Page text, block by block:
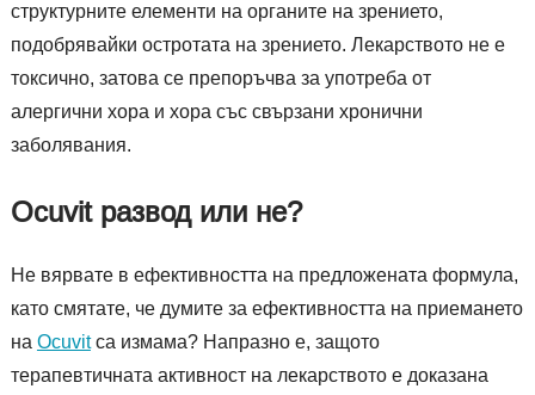
структурните елементи на органите на зрението,
подобрявайки остротата на зрението. Лекарството не е
токсично, затова се препоръчва за употреба от
алергични хора и хора със свързани хронични
заболявания.
Ocuvit развод или не?
Не вярвате в ефективността на предложената формула,
като смятате, че думите за ефективността на приемането
на Ocuvitса измама? Напразно е, защото
терапевтичната активност на лекарството е доказана